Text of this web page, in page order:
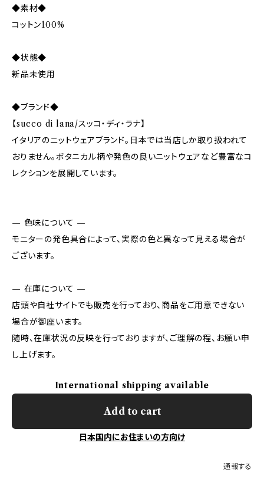
◆素材◆
コットン100%
◆状態◆
新品未使用
◆ブランド◆
【succo di lana/スッコ・ディ・ラナ】
イタリアのニットウェアブランド。日本では当店しか取り扱われて
おりません。ボタニカル柄や発色の良いニットウェアなど豊富なコ
レクションを展開しています。
— 色味について —
モニターの発色具合によって、実際の色と異なって見える場合が
ございます。
— 在庫について —
店頭や自社サイトでも販売を行っており、商品をご用意できない
場合が御座います。
随時、在庫状況の反映を行っておりますが、ご理解の程、お願い申
し上げます。
International shipping available
Add to cart
日本国内にお住まいの方向け
通報する